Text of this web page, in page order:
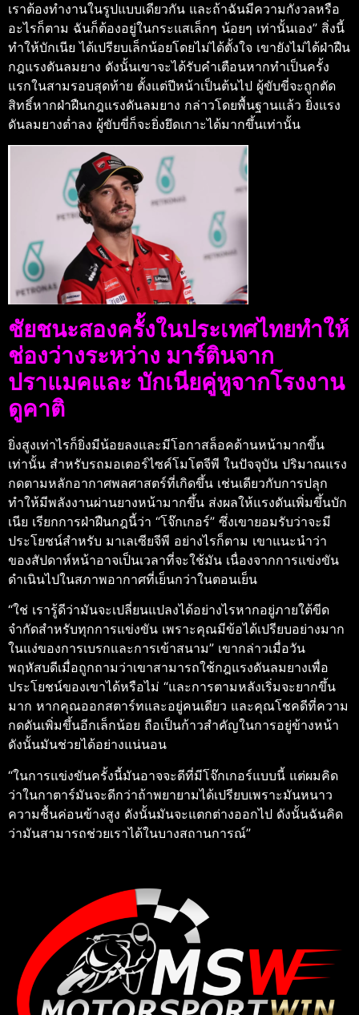
เราต้องทำงานในรูปแบบเดียวกัน และถ้าฉันมีความกังวลหรือ
อะไรก็ตาม ฉันก็ต้องอยู่ในกระแสเล็กๆ น้อยๆ เท่านั้นเอง” สิ่งนี้
ทำให้บักเนีย ได้เปรียบเล็กน้อยโดยไม่ได้ตั้งใจ เขายังไม่ได้ฝ่าฝืน
กฎแรงดันลมยาง ดังนั้นเขาจะได้รับคำเตือนหากทำเป็นครั้ง
แรกในสามรอบสุดท้าย ตั้งแต่ปีหน้าเป็นต้นไป ผู้ขับขี่จะถูกตัด
สิทธิ์หากฝ่าฝืนกฎแรงดันลมยาง กล่าวโดยพื้นฐานแล้ว ยิ่งแรง
ดันลมยางต่ำลง ผู้ขับขี่ก็จะยิ่งยึดเกาะได้มากขึ้นเท่านั้น
ชัยชนะสองครั้งในประเทศไทยทำให้
ช่องว่างระหว่าง มาร์ตินจาก
ปราแมคและ บักเนียคู่หูจากโรงงาน
ดูคาติ
ยิ่งสูงเท่าไรก็ยิ่งมีน้อยลงและมีโอกาสล็อคด้านหน้ามากขึ้น
เท่านั้น สำหรับรถมอเตอร์ไซค์โมโตจีพี ในปัจจุบัน ปริมาณแรง
กดตามหลักอากาศพลศาสตร์ที่เกิดขึ้น เช่นเดียวกับการปลุก
ทำให้มีพลังงานผ่านยางหน้ามากขึ้น ส่งผลให้แรงดันเพิ่มขึ้นบัก
เนีย เรียกการฝ่าฝืนกฎนี้ว่า “โจ๊กเกอร์” ซึ่งเขายอมรับว่าจะมี
ประโยชน์สำหรับ มาเลเซียจีพี อย่างไรก็ตาม เขาแนะนำว่า
ของสัปดาห์หน้าอาจเป็นเวลาที่จะใช้มัน เนื่องจากการแข่งขัน
ดำเนินไปในสภาพอากาศที่เย็นกว่าในตอนเย็น
“ใช่ เรารู้ดีว่ามันจะเปลี่ยนแปลงได้อย่างไรหากอยู่ภายใต้ขีด
จำกัดสำหรับทุกการแข่งขัน เพราะคุณมีข้อได้เปรียบอย่างมาก
ในแง่ของการเบรกและการเข้าสนาม” เขากล่าวเมื่อวัน
พฤหัสบดีเมื่อถูกถามว่าเขาสามารถใช้กฎแรงดันลมยางเพื่อ
ประโยชน์ของเขาได้หรือไม่ “และการตามหลังเริ่มจะยากขึ้น
มาก หากคุณออกสตาร์ทและอยู่คนเดียว และคุณโชคดีที่ความ
กดดันเพิ่มขึ้นอีกเล็กน้อย ถือเป็นก้าวสำคัญในการอยู่ข้างหน้า
ดังนั้นมันช่วยได้อย่างแน่นอน
“ในการแข่งขันครั้งนี้มันอาจจะดีที่มีโจ๊กเกอร์แบบนี้ แต่ผมคิด
ว่าในกาตาร์มันจะดีกว่าถ้าพยายามได้เปรียบเพราะมันหนาว
ความชื้นค่อนข้างสูง ดังนั้นมันจะแตกต่างออกไป ดังนั้นฉันคิด
ว่ามันสามารถช่วยเราได้ในบางสถานการณ์”